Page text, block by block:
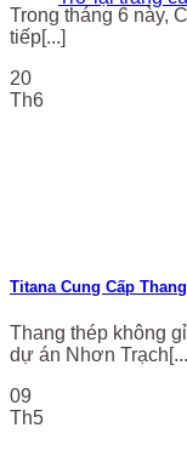
Trong tháng 6 này,
tiếp[...]
20
Th6
Titana Cung Cấp
Thang thép không
dự án Nhơn
09
Th5